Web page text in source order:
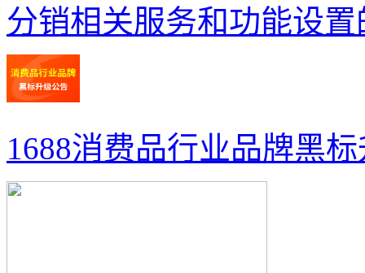
分销相关服务和功能设
1688消费品行业品牌黑